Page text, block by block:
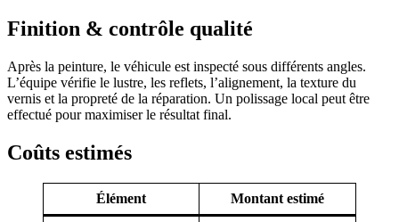
Finition & contrôle qualité
Après la peinture, le véhicule est inspecté sous différents angles.
L’équipe vérifie le lustre, les reflets, l’alignement, la texture du
vernis et la propreté de la réparation. Un polissage local peut être
effectué pour maximiser le résultat final.
Coûts estimés
Élément Montant estimé